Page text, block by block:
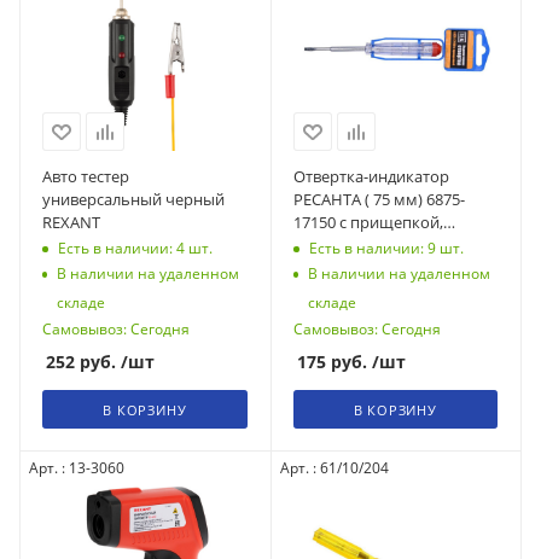
Авто тестер
универсальный черный
REXANT
Есть в наличии: 4 шт.
В наличии на удаленном
складе
Самовывоз: Сегодня
252 руб. /шт
В КОРЗИНУ
Отвертка-индикатор
РЕСАНТА ( 75 мм) 6875-
17150 с прищепкой,
61/10/203
Есть в наличии: 9шт.
В наличии на удаленном
складе
Самовывоз: Сегодня
175руб. /шт
В КОРЗИНУ
Арт. : 13-3060 Арт. : 61/10/204